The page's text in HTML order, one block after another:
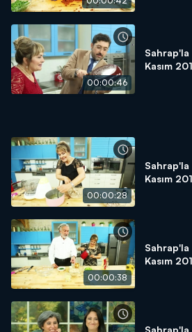
00:00:46
Kasım
00:00:28
Kasım
00:00:38
Kasım